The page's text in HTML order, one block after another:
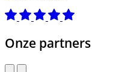
Onze partners